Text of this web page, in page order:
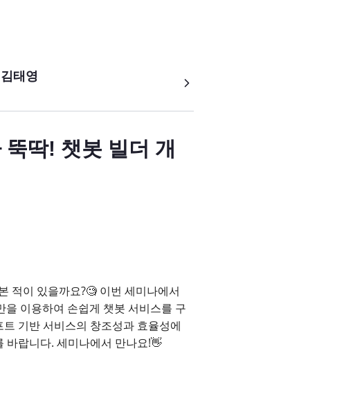
태영
딱! 챗봇 빌더 개
적이 있을까요?🧐 이번 세미나에서
이용하여 손쉽게 챗봇 서비스를 구
기반 서비스의 창조성과 효율성에
바랍니다. 세미나에서 만나요!👋